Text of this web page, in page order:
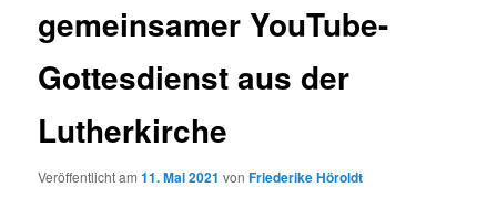
gemeinsamer YouTube-
Gottesdienst aus der
Lutherkirche
Veröffentlicht am11. Mai 2021 vonFriederike Höroldt